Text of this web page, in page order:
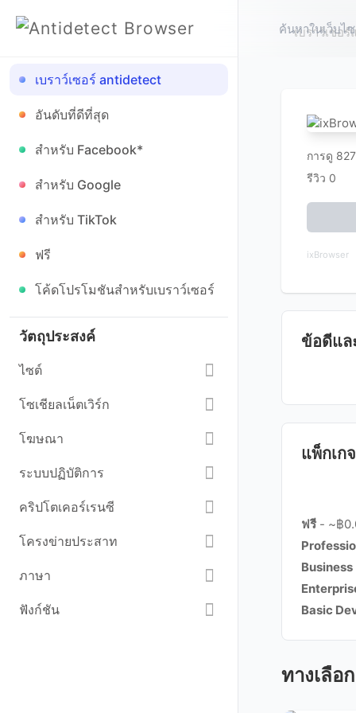
เบราว์เซอ
การดู 827
รีวิว 0
ixBrowser
ข้อดีแล
แพ็กเกจ
ฟรี- ~฿
Business
Basic
ทางเลือก
เบราว์เซอร์ antidetect
อันดับที่ดีที่สุด
สำหรับ Facebook*
สำหรับ Google
สำหรับ TikTok
ฟรี
โค้ดโปรโมชันสำหรับเบราว์เซอร์
ไซต์
โซเชียลเน็ตเวิร์ก
โฆษณา
ระบบปฏิบัติการ
คริปโตเคอร์เรนซี
โครงข่ายประสาท
ภาษา
ฟังก์ชัน